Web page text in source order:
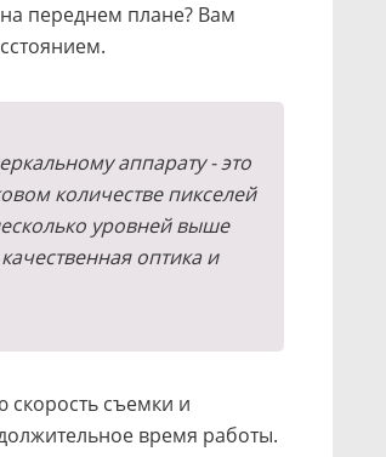
переднем плане? Вам
аппарату - это
количестве пикселей
уровней выше
оптика и
скорость съемки и
время работы.